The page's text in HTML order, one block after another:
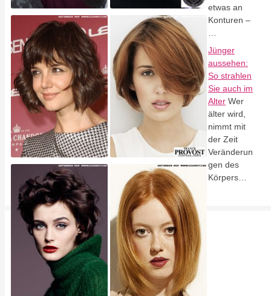
etwas an
Konturen –
Jünger
aussehen:
So strahlen
Sie auch im
Alter Wer
älter wird,
nimmt mit
der Zeit
Veränderun
gen des
Körpers…